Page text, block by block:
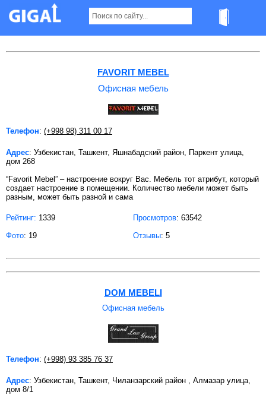
Офисная мебель в Ташкенте
FAVORIT MEBEL
Офисная мебель
Телефон: (+998 98) 311 00 17
Адрес: Узбекистан, Ташкент, Яшнабадский район, Паркент улица,
дом 268
“Favorit Mebel” – настроение вокруг Вас. Мебель тот атрибут, который
создает настроение в помещении. Количество мебели может быть
разным, может быть разной и сама
Рейтинг: 1339 Просмотров: 63542
Фото: 19 Отзывы: 5
DOM MEBELI
Офисная мебель
Телефон: (+998) 93 385 76 37
Адрес: Узбекистан, Ташкент, Чиланзарский район , Алмазар улица,
дом 8/1